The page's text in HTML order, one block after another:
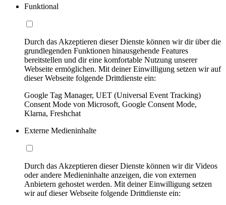
Funktional
Durch das Akzeptieren dieser Dienste können wir dir über die
grundlegenden Funktionen hinausgehende Features
bereitstellen und dir eine komfortable Nutzung unserer
Webseite ermöglichen. Mit deiner Einwilligung setzen wir auf
dieser Webseite folgende Drittdienste ein:
Google Tag Manager, UET (Universal Event Tracking)
Consent Mode von Microsoft, Google Consent Mode,
Klarna, Freshchat
Externe Medieninhalte
Durch das Akzeptieren dieser Dienste können wir dir Videos
oder andere Medieninhalte anzeigen, die von externen
Anbietern gehostet werden. Mit deiner Einwilligung setzen
wir auf dieser Webseite folgende Drittdienste ein: